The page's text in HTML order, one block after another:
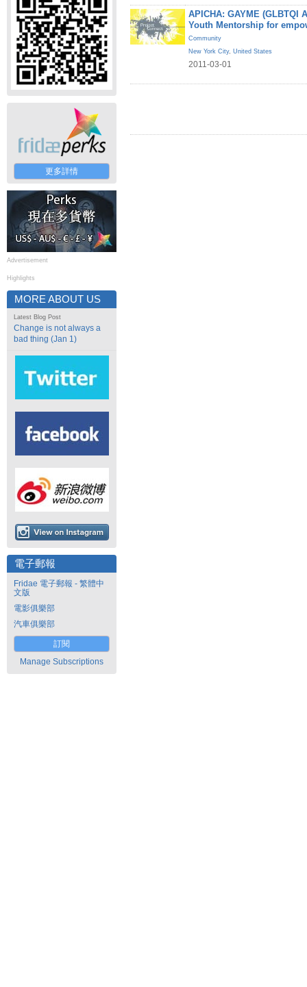
更多詳情
Advertisement
Highlights
MORE ABOUT US
Latest Blog Post
Change is not always a
bad thing (Jan 1)
電子郵報
Fridae 電子郵報 - 繁體中
文版
電影俱樂部
汽車俱樂部
訂閱
Manage Subscriptions
APICHA: GAYME (GLBTQI
Youth Mentorship for
Community
New York City, United States
2011-03-01